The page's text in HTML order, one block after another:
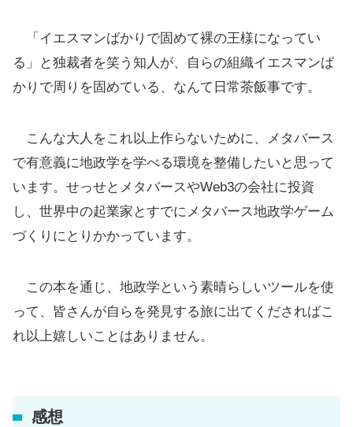
「イエスマンばかりで固めて裸の王様になってい
る」と独裁者を笑う知人が、自らの組織イエスマンば
かりで周りを固めている、なんて日常茶飯事です。
こんな大人をこれ以上作らないために、メタバース
で有意義に地政学を学べる環境を整備したいと思って
います。せっせとメタバースやWeb3の会社に投資
し、世界中の起業家とすでにメタバース地政学ゲーム
づくりにとりかかっています。
この本を通じ、地政学という素晴らしいツールを使
って、皆さんが自らを発見する旅に出てくださればこ
れ以上嬉しいことはありません。
感想